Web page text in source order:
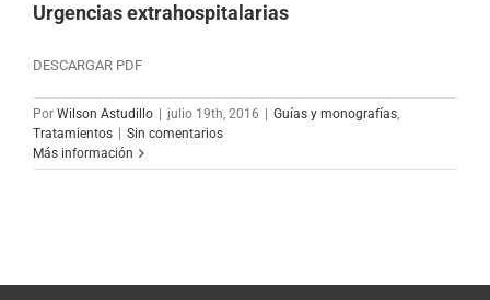
Urgencias extrahospitalarias
DESCARGAR PDF
Por Wilson Astudillo julio 19th, 2016 Guías y monografías,
Tratamientos
Sin comentarios
Más información